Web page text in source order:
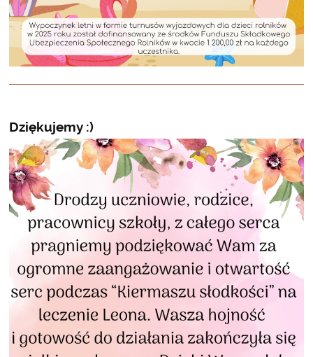
Dziękujemy :)